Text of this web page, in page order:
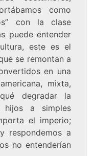
como
con la clase
puede entender
este es el
se remontan a
en una
mixta,
degradar la
hijos a simples
el imperio;
respondemos a
no entenderían